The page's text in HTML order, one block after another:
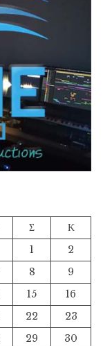
Σ
Κ
1
2
8
9
15
16
22
23
29
30